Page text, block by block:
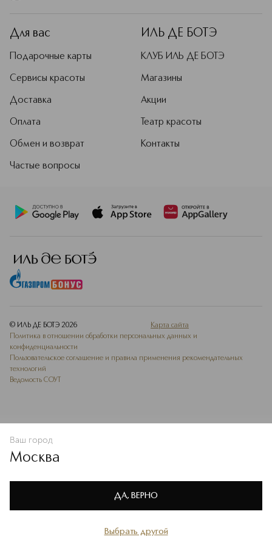
Политике конфиденциальности
В КОРЗИНУ
Для вас
Подарочные карты
Сервисы красоты
Доставка
Оплата
Обмен и возврат
Частые вопросы
ИЛЬ ДЕ БОТЭ
КЛУБ ИЛЬ ДЕ БОТЭ
Магазины
Акции
Театр красоты
Контакты
© ИЛЬ ДЕ БОТЭ 2026
Карта сайта
Политика в отношении обработки персональных данных и
конфиденциальности
Пользовательское соглашение и правила применения рекомендательных
технологий
Ведомость СОУТ
Избранное
Ваш город
Москва
Выбрать другой
ДА, ВЕРНО